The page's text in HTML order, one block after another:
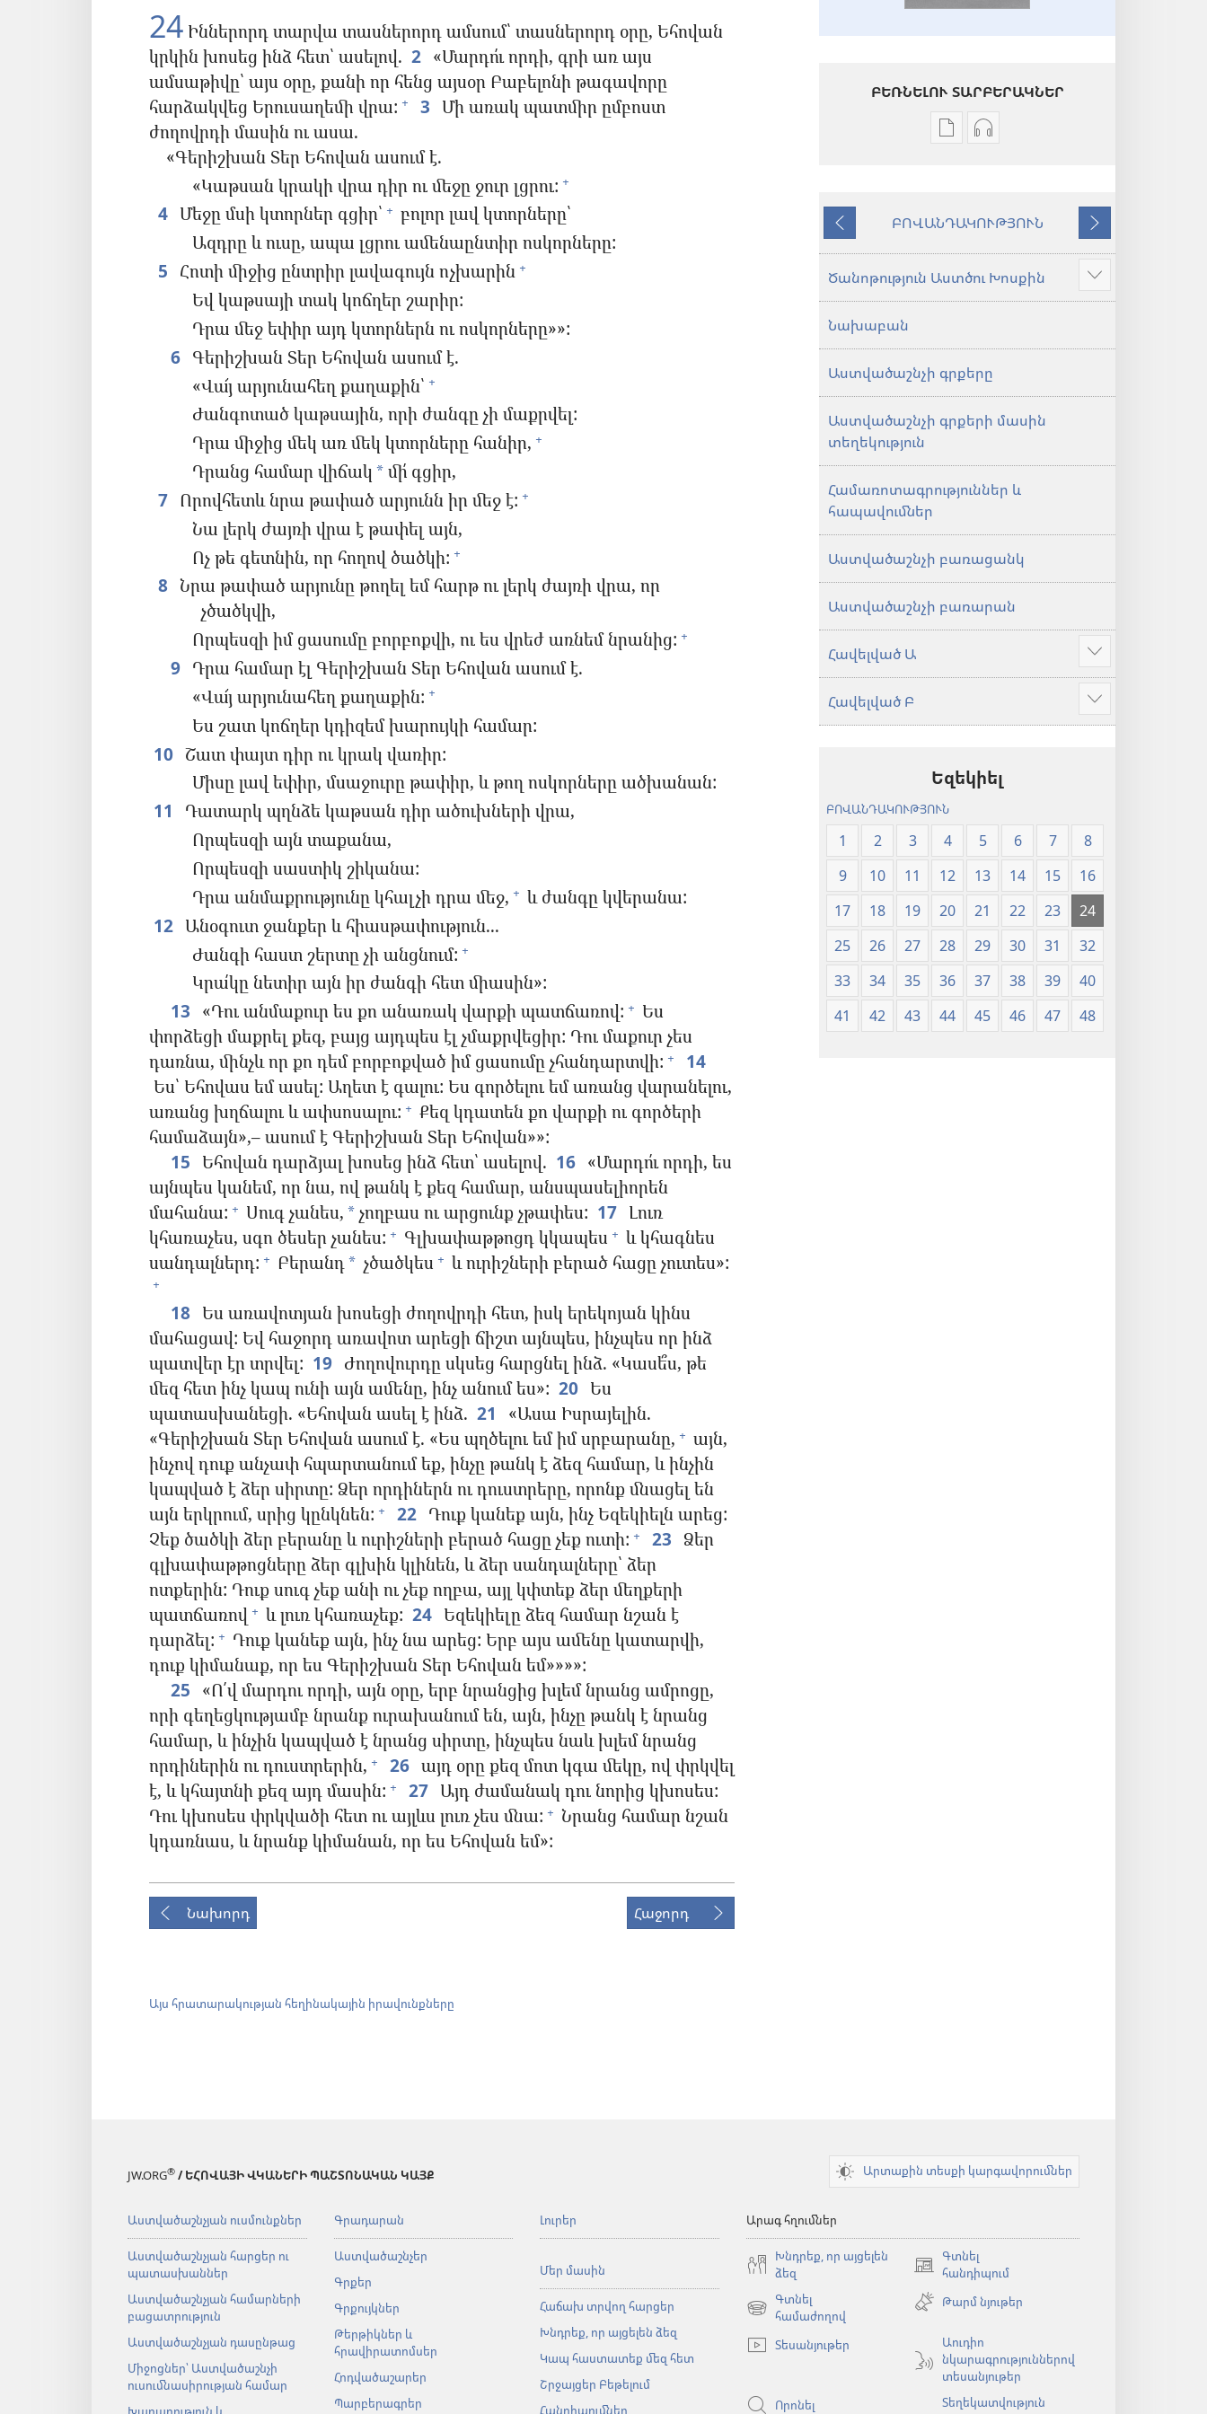
24 Իններորդ տարվա տասներորդ ամսում՝ տասներորդ օրը, Եհովան
կրկին խոսեց ինձ հետ՝ ասելով. 2 «Մարդո՛ւ որդի, գրի առ այս
ամսաթիվը՝ այս օրը, քանի որ հենց այսօր Բաբելոնի թագավորը
հարձակվեց Երուսաղեմի վրա: + 3 Մի առակ պատմիր ըմբոստ
ժողովրդի մասին ու ասա.
«Գերիշխան Տեր Եհովան ասում է.
«Կաթսան կրակի վրա դիր ու մեջը ջուր լցրու: +
4 Մեջը մսի կտորներ գցիր՝ + բոլոր լավ կտորները՝
Ազդրը և ուսը, ապա լցրու ամենաընտիր ոսկորները:
5 Հոտի միջից ընտրիր լավագույն ոչխարին +
Եվ կաթսայի տակ կոճղեր շարիր:
Դրա մեջ եփիր այդ կտորներն ու ոսկորները»»:
6 Գերիշխան Տեր Եհովան ասում է.
«Վա՜յ արյունահեղ քաղաքին՝ +
Ժանգոտած կաթսային, որի ժանգը չի մաքրվել:
Դրա միջից մեկ առ մեկ կտորները հանիր, +
Դրանց համար վիճակ * մի՛ գցիր,
7 Որովհետև նրա թափած արյունն իր մեջ է: +
Նա լերկ ժայռի վրա է թափել այն,
Ոչ թե գետնին, որ հողով ծածկի: +
8 Նրա թափած արյունը թողել եմ հարթ ու լերկ ժայռի վրա, որ
չծածկվի,
Որպեսզի իմ ցասումը բորբոքվի, ու ես վրեժ առնեմ նրանից: +
9 Դրա համար էլ Գերիշխան Տեր Եհովան ասում է.
«Վա՜յ արյունահեղ քաղաքին: +
Ես շատ կոճղեր կդիզեմ խարույկի համար:
10 Շատ փայտ դիր ու կրակ վառիր:
Միսը լավ եփիր, մսաջուրը թափիր, և թող ոսկորները ածխանան:
11
Դատարկ պղնձե կաթսան դիր ածուխների վրա,
Որպեսզի այն տաքանա,
Որպեսզի սաստիկ շիկանա:
Դրա անմաքրությունը կհալչի դրա մեջ, + և ժանգը կվերանա:
12 Անօգուտ ջանքեր և հիասթափություն...
Ժանգի հաստ շերտը չի անցնում: +
Կրա՛կը նետիր այն իր ժանգի հետ միասին»:
13 «Դու անմաքուր ես քո անառակ վարքի պատճառով: + Ես
փորձեցի մաքրել քեզ, բայց այդպես էլ չմաքրվեցիր: Դու մաքուր չես
դառնա, մինչև որ քո դեմ բորբոքված իմ ցասումը չհանդարտվի: +
14
Ես՝ Եհովաս եմ ասել: Աղետ է գալու: Ես գործելու եմ առանց վարանելու,
առանց խղճալու և ափսոսալու: + Քեզ կդատեն քո վարքի ու գործերի
համաձայն»,– ասում է Գերիշխան Տեր Եհովան»»:
15 Եհովան դարձյալ խոսեց ինձ հետ՝ ասելով. 16 «Մարդո՛ւ որդի, ես
այնպես կանեմ, որ նա, ով թանկ է քեզ համար, անսպասելիորեն
մահանա: + Սուգ չանես, * չողբաս ու արցունք չթափես: 17 Լուռ
կհառաչես, սգո ծեսեր չանես: + Գլխափաթթոցդ կկապես + և կհագնես
սանդալներդ: + Բերանդ* չծածկես + և ուրիշների բերած հացը չուտես»:
+
18 Ես առավոտյան խոսեցի ժողովրդի հետ, իսկ երեկոյան կինս
մահացավ: Եվ հաջորդ առավոտ արեցի ճիշտ այնպես, ինչպես որ ինձ
պատվեր էր տրվել: 19 Ժողովուրդը սկսեց հարցնել ինձ. «Կասե՞ս, թե
մեզ հետ ինչ կապ ունի այն ամենը, ինչ անում ես»: 20 Ես
պատասխանեցի. «Եհովան ասել է ինձ. 21
«Ասա Իսրայելին.
«Գերիշխան Տեր Եհովան ասում է. «Ես պղծելու եմ իմ սրբարանը, + այն,
ինչով դուք անչափ հպարտանում եք, ինչը թանկ է ձեզ համար, և ինչին
կապված է ձեր սիրտը: Ձեր որդիներն ու դուստրերը, որոնք մնացել են
այն երկրում, սրից կընկնեն: + 22 Դուք կանեք այն, ինչ Եզեկիելն արեց:
Չեք ծածկի ձեր բերանը և ուրիշների բերած հացը չեք ուտի: + 23 Ձեր
գլխափաթթոցները ձեր գլխին կլինեն, և ձեր սանդալները՝ ձեր
ոտքերին: Դուք սուգ չեք անի ու չեք ողբա, այլ կփտեք ձեր մեղքերի
պատճառով + և լուռ կհառաչեք: 24 Եզեկիելը ձեզ համար նշան է
դարձել: + Դուք կանեք այն, ինչ նա արեց: Երբ այս ամենը կատարվի,
դուք կիմանաք, որ ես Գերիշխան Տեր Եհովան եմ»»»»:
25 «Ո՛վ մարդու որդի, այն օրը, երբ նրանցից խլեմ նրանց ամրոցը,
որի գեղեցկությամբ նրանք ուրախանում են, այն, ինչը թանկ է նրանց
համար, և ինչին կապված է նրանց սիրտը, ինչպես նաև խլեմ նրանց
որդիներին ու դուստրերին, + 26 այդ օրը քեզ մոտ կգա մեկը, ով փրկվել
է, և կհայտնի քեզ այդ մասին: + 27 Այդ ժամանակ դու նորից կխոսես:
Դու կխոսես փրկվածի հետ ու այլևս լուռ չես մնա: + Նրանց համար նշան
կդառնաս, և նրանք կիմանան, որ ես Եհովան եմ»:
Նախորդ Հաջորդ
Այս հրատարակության հեղինակային իրավունքները
ԲԵՌՆԵԼՈՒ ՏԱՐԲԵՐԱԿՆԵՐ
Թվային
Աստվածաշունչ.
աշխարհ»
թարգմանություն
Աուդիոձայնագրությունները
Աստվածաշունչ.
«Նոր
թարգմանություն
(2024)
Նախորդ
ԲՈՎԱՆԴԱԿՈՒԹՅՈՒՆ
Հաջորդ
Ծանոթություն Աստծու Խոսքին
Ցույց
տալ
Նախաբան
Աստվածաշնչի գրքերը
Աստվածաշնչի գրքերի մասին
տեղեկություն
Համառոտագրություններ և
հապավումներ
Աստվածաշնչի բառացանկ
Աստվածաշնչի բառարան
Հավելված Ա
Ցույց
տալ
ավելին
Հավելված Բ
Ցույց
տալ
Եզեկիել
ԲՈՎԱՆԴԱԿՈՒԹՅՈՒՆ
1 2 3 4 5 6 7
8
9
10 11 12 13 14 15
16
17
18 19 20 21 22 23
24
25
26 27 28 29 30 31
32
33
34 35 36 37 38 39
40
41
42 43 44 45 46 47 48
JW.ORG® / ԵՀՈՎԱՅԻ ՎԿԱՆԵՐԻ ՊԱՇՏՈՆԱԿԱՆ ԿԱՅՔ Արտաքին տեսքի կարգավորումներ
Աստվածաշնչյան ուսմունքներ
Աստվածաշնչյան հարցեր ու
պատասխաններ
Աստվածաշնչյան համարների
բացատրություն
Աստվածաշնչյան դասընթաց
Միջոցներ՝ Աստվածաշնչի
ուսումնասիրության համար
Գրադարան
Աստվածաշնչեր
Գրքեր
Գրքույկներ
Թերթիկներ և
հրավիրատոմսեր
Հոդվածաշարեր
Պարբերագրեր
Լուրեր
Մեր մասին
Հաճախ տրվող հարցեր
Խնդրեք, որ այցելեն ձեզ
Կապ հաստատեք մեզ հետ
Շրջայցեր Բեթելում
Հանդիպումներ
Արագ հղումներ
Խնդրեք, որ այցելեն
ձեզ
Գտնել
հանդիպում
(բացվում
նոր
Գտնել
համաժողով
(բացվում
նոր
Թարմ նյութեր
Տեսանյութեր
Աուդիո
նկարագրություններով
տեսանյութեր
Որոնել
Տեղեկատվություն